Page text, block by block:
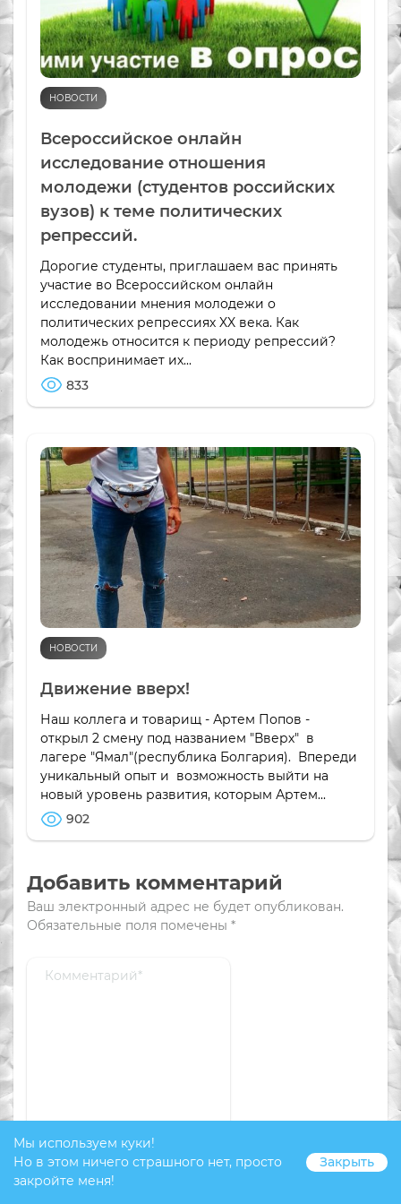
НОВОСТИ
Всероссийское онлайн
исследование отношения
молодежи (студентов российских
вузов) к теме политических
репрессий.
Дорогие студенты, приглашаем вас принять
участие во Всероссийском онлайн
исследовании мнения молодежи о
политических репрессиях XX века. Как
молодежь относится к периоду репрессий?
Как воспринимает их...
833
НОВОСТИ
Движение вверх!
Наш коллега и товарищ - Артем Попов -
открыл 2 смену под названием "Вверх" в
лагере "Ямал"(республика Болгария). Впереди
уникальный опыт и возможность выйти на
новый уровень развития, которым Артем...
902
Добавить комментарий
Ваш электронный адрес не будет опубликован.
Обязательные поля помечены *
Мы используем куки!
Но в этом ничего страшного нет, просто
закройте меня!
Закрыть